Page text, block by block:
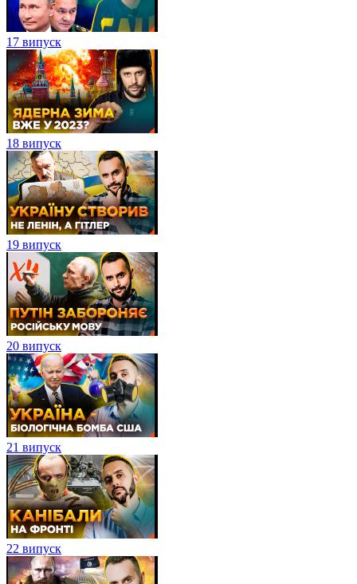
17 випуск
18 випуск
19 випуск
20 випуск
21 випуск
22 випуск